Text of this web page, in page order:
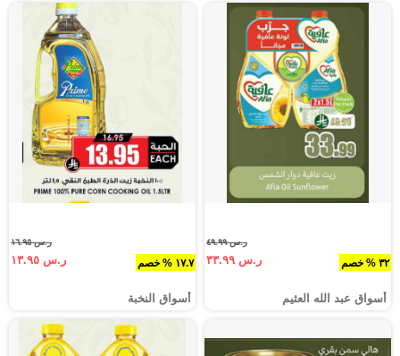
٣٢ % خصم
ر.س ٤٩.٩٩
ر.س ٣٣.٩٩
أسواق عبد الله العثيم
١٧.٧ % خصم
ر.س ١٦.٩٥
ر.س ١٣.٩٥
أسواق النخبة